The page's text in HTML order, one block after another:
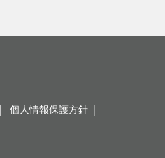
個人情報保護方針